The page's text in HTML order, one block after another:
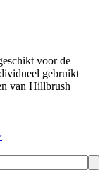
voor de
gebruikt
van Hillbrush